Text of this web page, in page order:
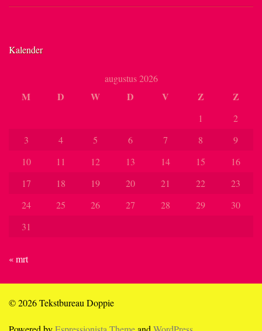
Kalender
augustus 2026
M D W D V Z Z
1
2
3
4 5 6 7 8
9
10
11 12 13 14 15
16
17
18 19 20 21 22
23
24
25 26 27 28 29
30
31
« mrt
© 2026 Tekstbureau Doppie